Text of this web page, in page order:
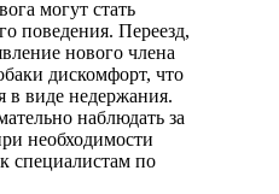
могут стать
поведения. Переезд,
нового члена
дискомфорт, что
в виде недержания.
наблюдать за
необходимости
специалистам по